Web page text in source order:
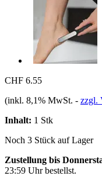
CHF 6.55
(inkl. 8,1% MwSt. - zzgl.
Inhalt: 1 Stk
Noch 3 Stück auf Lager
Zustellung bis
23:59 Uhrbestellst.